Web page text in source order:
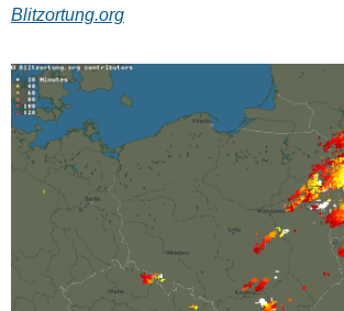
Blitzortung.org